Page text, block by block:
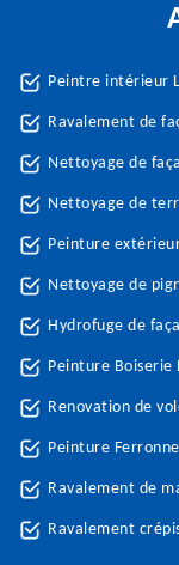
Peintre intérieur
Ravalement de
Nettoyage de
Nettoyage de
Peinture
Nettoyage de
Hydrofuge de
Peinture Boiserie
Renovation de
Peinture
Ravalement de
Ravalement